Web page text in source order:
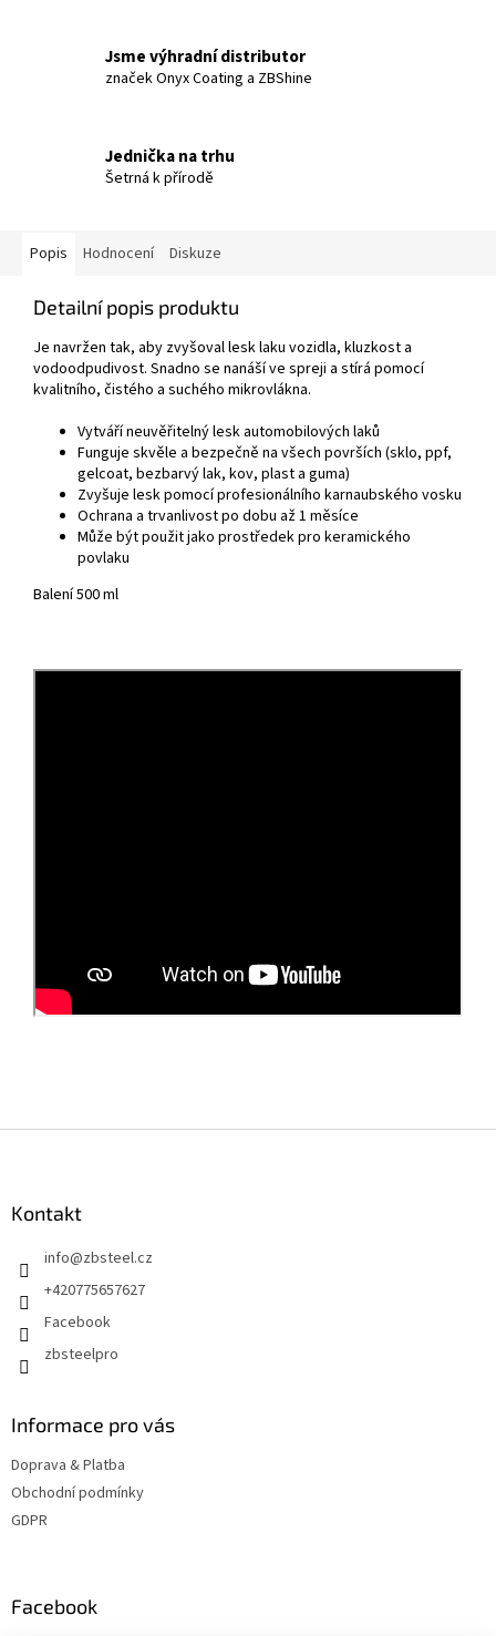
Jsme výhradní distributor
značek Onyx Coating a ZBShine
Jednička na trhu
Šetrná k přírodě
Popis Hodnocení Diskuze
Detailní popis produktu
Je navržen tak, aby zvyšoval lesk laku vozidla, kluzkost a
vodoodpudivost. Snadno se nanáší ve spreji a stírá pomocí
kvalitního, čistého a suchého mikrovlákna.
Vytváří neuvěřitelný lesk automobilových laků
Funguje skvěle a bezpečně na všech površích (sklo, ppf,
gelcoat, bezbarvý lak, kov, plast a guma)
Zvyšuje lesk pomocí profesionálního karnaubského vosku
Ochrana a trvanlivost po dobu až 1 měsíce
Může být použit jako prostředek pro keramického
povlaku
Balení 500 ml
Kontakt
info@zbsteel.cz
+420775657627
Facebook
zbsteelpro
Informace pro vás
Doprava & Platba
Obchodní podmínky
GDPR
Facebook